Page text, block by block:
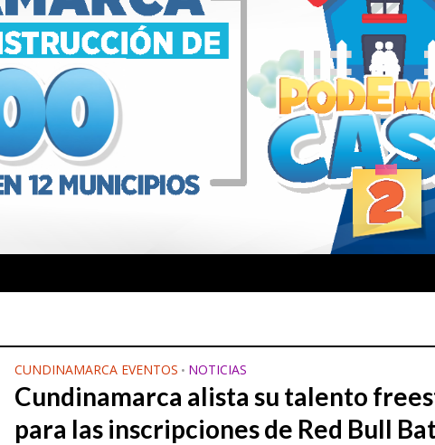
CUNDINAMARCA EVENTOS • NOTICIAS
Cundinamarca alista su talento
para las inscripciones de Red Bull